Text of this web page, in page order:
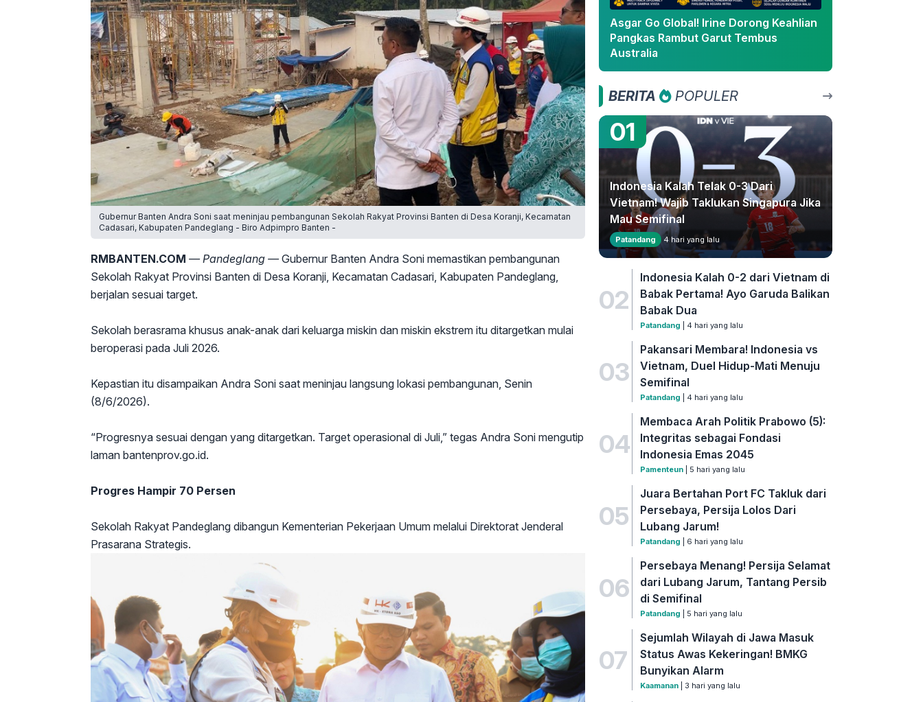
Gubernur Banten Andra Soni saat meninjau pembangunan Sekolah Rakyat Provinsi Banten di Desa Koranji, Kecamatan
Cadasari, Kabupaten Pandeglang - Biro Adpimpro Banten -
RMBANTEN.COM — Pandeglang —Gubernur Banten Andra Soni memastikan pembangunan
Sekolah Rakyat Provinsi Banten di Desa Koranji, Kecamatan Cadasari, Kabupaten Pandeglang,
berjalan sesuai target.
Sekolah berasrama khusus anak-anak dari keluarga miskin dan miskin ekstrem itu ditargetkan mulai
beroperasi pada Juli 2026.
Kepastian itu disampaikan Andra Soni saat meninjau langsung lokasi pembangunan, Senin
(8/6/2026).
“Progresnya sesuai dengan yang ditargetkan. Target operasional di Juli,” tegas Andra Soni mengutip
laman bantenprov.go.id.
Progres Hampir 70 Persen
Sekolah Rakyat Pandeglang dibangun Kementerian Pekerjaan Umum melalui Direktorat Jenderal
Prasarana Strategis.
Asgar Go Global! Irine Dorong Keahlian
Pangkas Rambut Garut Tembus
Australia
BERITA POPULER
01
Indonesia Kalah Telak 0-3 Dari
Vietnam! Wajib Taklukan Singapura Jika
Mau Semifinal
Patandang 4 hari yang lalu
02
Indonesia Kalah 0-2 dari Vietnam di
Babak Pertama! Ayo Garuda Balikan
Babak Dua
Patandang | 4 hari yang lalu
03
Pakansari Membara! Indonesia vs
Vietnam, Duel Hidup-Mati Menuju
Semifinal
Patandang | 4 hari yang lalu
04
Membaca Arah Politik Prabowo (5):
Integritas sebagai Fondasi
Indonesia Emas 2045
Pamenteun | 5 hari yang lalu
05
Juara Bertahan Port FC Takluk dari
Persebaya, Persija Lolos Dari
Lubang Jarum!
Patandang | 6 hari yang lalu
06
Persebaya Menang! Persija Selamat
dari Lubang Jarum, Tantang Persib
di Semifinal
Patandang | 5 hari yang lalu
07
Sejumlah Wilayah di Jawa Masuk
Status Awas Kekeringan! BMKG
Bunyikan Alarm
Kaamanan | 3 hari yang lalu